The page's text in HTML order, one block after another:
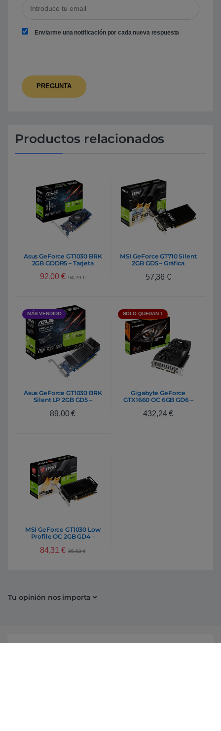
Enviarme una notificación por cada nueva respuesta
Productos relacionados
Asus GeForce GT1030 BRK
2GB GDDR5 – Tarjeta
92,00€ 94,29€
MSI GeForce GT710 Silent
2GB GD5 – Gráfica
57,36 €
MÁS VENDIDO
Asus GeForce GT1030 BRK
Silent LP 2GB GD5 –
89,00€
SÓLO QUEDAN 1
Gigabyte GeForce
GTX1660 OC 6GB GD6 –
432,24€
MSI GeForce GT1030 Low
Profile OC 2GB GD4 –
84,31€ 85,62€
Tu opinión nos importa
Conócenos